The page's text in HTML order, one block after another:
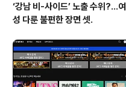
‘강남 비-사이드’ 노출 수위?…여
성 다룬 불편한 장면 셋.